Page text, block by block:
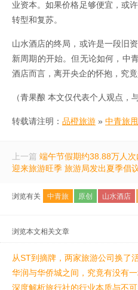
业资本。如果价格足够便宜，或
转型和复苏。
山水酒店的终局，或许是一段旧
新周期的开始。但无论如何，中
酒店而言，离开央企的怀抱，究
（青果酿 本文仅代表个人观点，
转载请注明： 品橙旅游 » 中青旅
上一篇 端午节假期约38.88万人
迎来旅游旺季 旅游局发出夏季倡
浏览有关 中青旅 原创 山水酒店
浏览本文相关文章
从ST到摘牌，两家旅游公司换了
华润与华侨城之间，究竟有没有
深度解析旅行社的行业本质与不